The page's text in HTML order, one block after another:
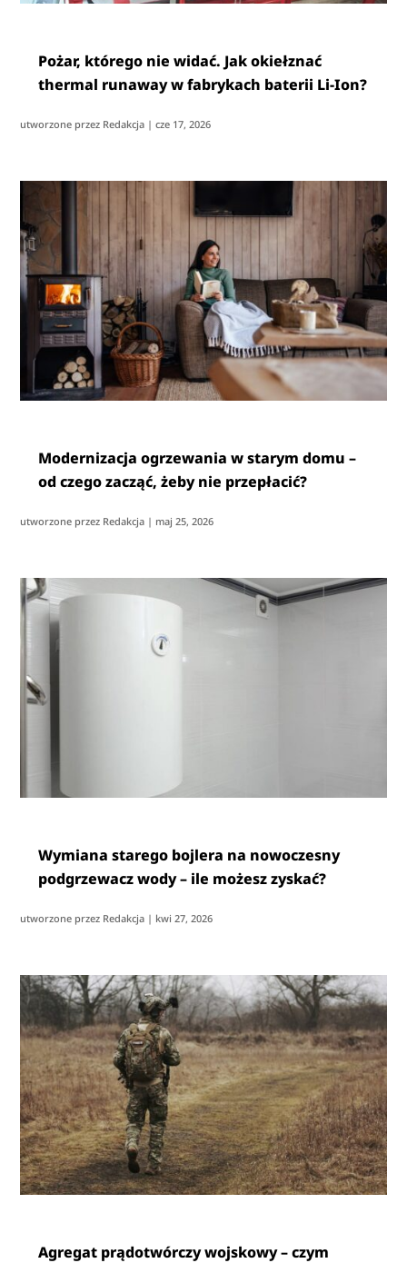
Pożar, którego nie widać. Jak okiełznać
thermal runaway w fabrykach baterii Li-Ion?
utworzone przez Redakcja |cze 17, 2026
Modernizacja ogrzewania w starym domu –
od czego zacząć, żeby nie przepłacić?
utworzone przez Redakcja | maj 25, 2026
Wymiana starego bojlera na nowoczesny
podgrzewacz wody – ile możesz zyskać?
utworzone przez Redakcja | kwi 27, 2026
Agregat prądotwórczy wojskowy – czym